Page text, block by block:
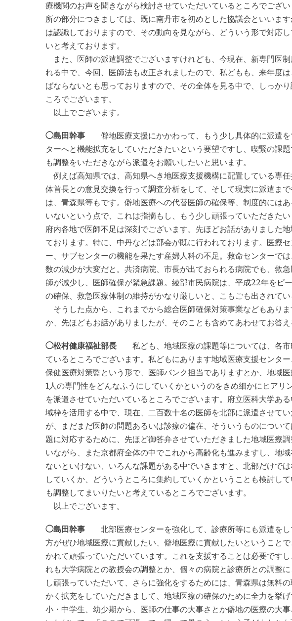
療機関のお声を聞きながら検討させていただいているところでござ
所の部分につきましては、既に南丹市を初めとした協議会といいま
は認識しておりますので、その動向を見ながら、どういう形で対応
いと考えております。
また、医師の派遣調整でございますけれども、今現在、新専門医
れる中で、今回、医師法も改正されましたので、私どもも、来年度
ばならないとも思っておりますので、その全体を見る中で、しっか
ころでございます。
以上でございます。
◯島田幹事 僻地医療支援にかかわって、もう少し具体的に派遣を
ターへと機能拡充をしていただきたいという要望ですし、喫緊の課
も調整をいただきながら派遣をお願いしたいと思います。
例えば高知県では、高知県へき地医療支援機構に配置している専
体首長との意見交換を行って調査分析をして、そして現実に派遣ま
は、青森県等もです。僻地医療への代替医師の確保等、制度的には
いないという点で、これは指摘もし、もう少し頑張っていただきた
府内各地で医師不足は深刻でございます。先ほどお話がありました
ております。特に、中丹などは部会が既に行われております。医療
ー、サブセンターの機能を果たす産婦人科の不足。救命センターで
数の減少が大変だと。共済病院、市長が出ておられる病院でも、救
師が減少し、医師確保が緊急課題。綾部市民病院は、平成22年をピ
の確保、救急医療体制の維持がかなり厳しいと、こもごも出されてい
そうした点から、これまでから総合医師確保対策事業などもあり
か、先ほどもお話がありましたが、そのことも含めてあわせてお答え
◯松村健康福祉部長 私ども、地域医療の課題等については、各市
ているところでございます。私どもにあります地域医療支援センタ
保健医療対策監という形で、医師バンク担当でありますとか、地域
1人の専門性をどんなふうにしていくかというのをきめ細かにヒアリ
を派遣させていただいているところでございます。府立医科大学あ
域枠を活用する中で、現在、二百数十名の医師を北部に派遣させて
が、まだまだ医師の問題あるいは診療の偏在、そういうものについ
題に対応するために、先ほど御答弁させていただきました地域医療
いながら、また京都府全体の中でこれから高齢化も進みますし、地
ないといけない、いろんな課題がある中でいきますと、北部だけで
していくか、どういうところに集約していくかということも検討し
も調整してまいりたいと考えているところでございます。
以上でございます。
◯島田幹事 北部医療センターを強化して、診療所等にも派遣をし
方がぜひ地域医療に貢献したい、僻地医療に貢献したいということ
かれて頑張っていただいています。これを支援することは必要です
れも大学病院との教授会の調整とか、個々の病院と診療所との調整
し頑張っていただいて、さらに強化をするためには、青森県は無料
かく拡充をしていただきまして、地域医療の確保のために全力を挙
小・中学生、幼少期から、医師の仕事の大事さとか僻地の医療の大